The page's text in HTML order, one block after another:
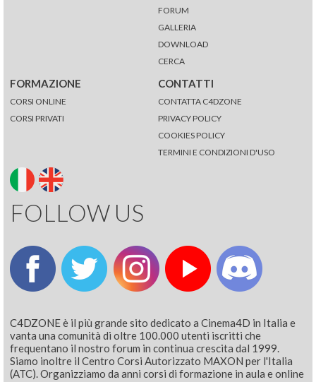
FORUM
GALLERIA
DOWNLOAD
CERCA
FORMAZIONE
CORSI ONLINE
CORSI PRIVATI
CONTATTI
CONTATTA C4DZONE
PRIVACY POLICY
COOKIES POLICY
TERMINI E CONDIZIONI D'USO
FOLLOW US
C4DZONE è il più grande sito dedicato a Cinema4D in Italia e
vanta una comunità di oltre 100.000 utenti iscritti che
frequentano il nostro forum in continua crescita dal 1999.
Siamo inoltre il Centro Corsi Autorizzato MAXON per l'Italia
(ATC). Organizziamo da anni corsi di formazione in aula e online